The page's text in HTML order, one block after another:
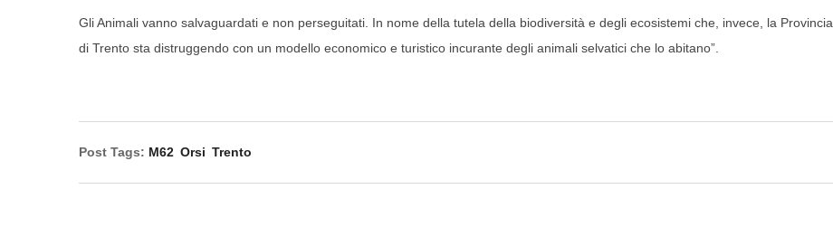
Gli Animali vanno salvaguardati e non perseguitati. In nome della tutela della biodiversità e degli ecosistemi che, invece, la Provincia
di Trento sta distruggendo con un modello economico e turistico incurante degli animali selvatici che lo abitano”.
Post Tags: M62 Orsi Trento